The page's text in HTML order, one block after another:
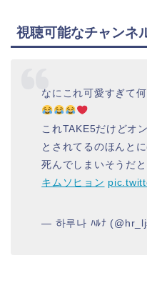
視聴可能なチャンネ
なにこれ可愛すぎて
これTAKE5だけどオ
とされてるのほんと
死んでしまいそうだ
キムソヒョン
— 하루나 ﾊﾙﾅ